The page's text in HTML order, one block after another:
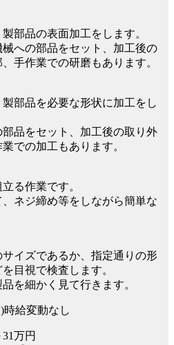
部品の表面加工をします。
への部品をセット、加工後の
手作業での研磨もあります。
部品を必要な形状に加工をし
品をセット、加工後の取り外
での加工もあります。
る作業です。
ネジ締め等をしながら簡単な
イズであるか、指定通りの形
目視で検査します。
を細かく見て行きます。
給変動なし
万円